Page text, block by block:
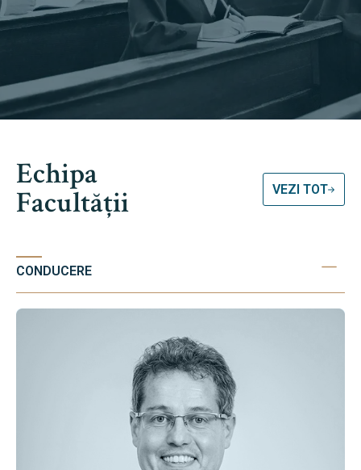
Echipa
Facultății VEZI TOT
CONDUCERE